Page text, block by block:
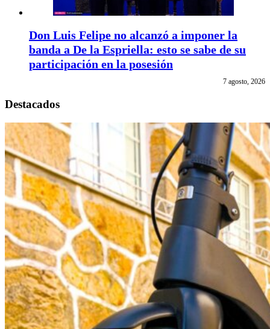
Don Luis Felipe no alcanzó a imponer la
banda a De la Espriella: esto se sabe de su
participación en la posesión
7 agosto, 2026
Destacados